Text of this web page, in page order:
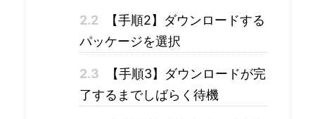
2.2
【手順2】ダウンロードする
パッケージを選択
2.3
【手順3】ダウンロードが完
了するまでしばらく待機